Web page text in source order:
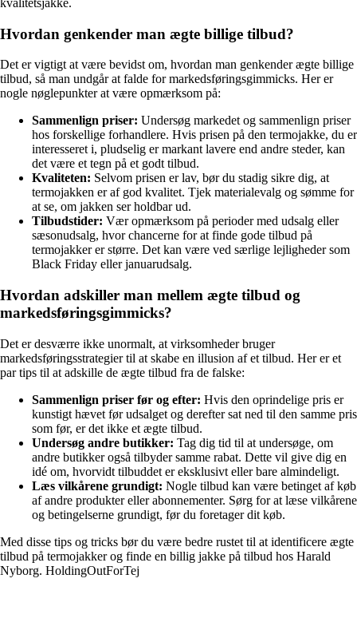
kvalitetsjakke.
Hvordan genkender man ægte billige tilbud?
Det er vigtigt at være bevidst om, hvordan man genkender ægte billige
tilbud, så man undgår at falde for markedsføringsgimmicks. Her er
nogle nøglepunkter at være opmærksom på:
Sammenlign priser: Undersøg markedet og sammenlign priser
hos forskellige forhandlere. Hvis prisen på den termojakke, du er
interesseret i, pludselig er markant lavere end andre steder, kan
det være et tegn på et godt tilbud.
Kvaliteten: Selvom prisen er lav, bør du stadig sikre dig, at
termojakken er af god kvalitet. Tjek materialevalg og sømme for
at se, om jakken ser holdbar ud.
Tilbudstider: Vær opmærksom på perioder med udsalg eller
sæsonudsalg, hvor chancerne for at finde gode tilbud på
termojakker er større. Det kan være ved særlige lejligheder som
Black Friday eller januarudsalg.
Hvordan adskiller man mellem ægte tilbud og
markedsføringsgimmicks?
Det er desværre ikke unormalt, at virksomheder bruger
markedsføringsstrategier til at skabe en illusion af et tilbud. Her er et
par tips til at adskille de ægte tilbud fra de falske:
Sammenlign priser før og efter: Hvis den oprindelige pris er
kunstigt hævet før udsalget og derefter sat ned til den samme pris
som før, er det ikke et ægte tilbud.
Undersøg andre butikker: Tag dig tid til at undersøge, om
andre butikker også tilbyder samme rabat. Dette vil give dig en
idé om, hvorvidt tilbuddet er eksklusivt eller bare almindeligt.
Læs vilkårene grundigt: Nogle tilbud kan være betinget af køb
af andre produkter eller abonnementer. Sørg for at læse vilkårene
og betingelserne grundigt, før du foretager dit køb.
Med disse tips og tricks bør du være bedre rustet til at identificere ægte
tilbud på termojakker og finde en billig jakke på tilbud hos Harald
Nyborg. HoldingOutForTej